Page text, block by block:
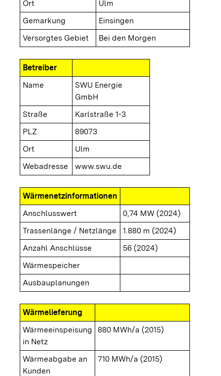
Ort
Ulm
Gemarkung
Einsingen
Versorgtes Gebiet
Bei den Morgen
Betreiber
Name
SWU Energie
GmbH
Straße
Karlstraße 1-3
PLZ
89073
Ort
Ulm
Webadresse
www.swu.de
Wärmenetzinformationen
Anschlusswert
0,74 MW (2024)
Trassenlänge / Netzlänge
1.880 m (2024)
Anzahl Anschlüsse
56 (2024)
Wärmespeicher
Ausbauplanungen
Wärmelieferung
Wärmeeinspeisung
in Netz
880 MWh/a (2015)
Wärmeabgabe an
Kunden
710 MWh/a (2015)